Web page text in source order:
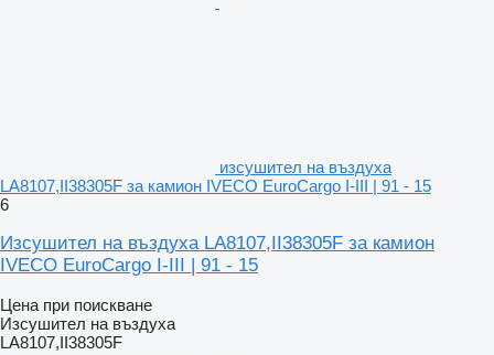
изсушител на въздуха
LA8107,II38305F за камион IVECO EuroCargo I-III | 91 - 15
6
Изсушител на въздуха LA8107,II38305F за камион
IVECO EuroCargo I-III | 91 - 15
Цена при поискване
Изсушител на въздуха
LA8107,II38305F